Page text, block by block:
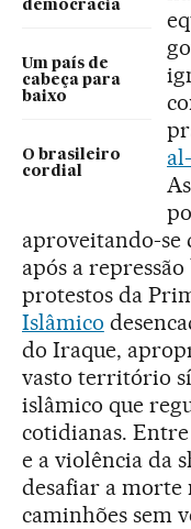
democracia
Um país de
cabeça para
baixo
O brasileiro
cordial
aproveitando-se
após a
protestos da
Islâmico
do Iraque,
vasto território
islâmico que
cotidianas.
e a violência da
desafiar a
caminhões sem